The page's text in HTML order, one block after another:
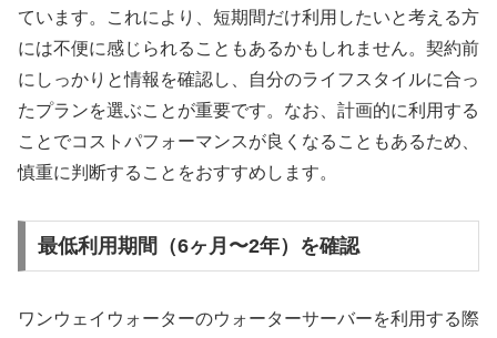
ています。これにより、短期間だけ利用したいと考える方
には不便に感じられることもあるかもしれません。契約前
にしっかりと情報を確認し、自分のライフスタイルに合っ
たプランを選ぶことが重要です。なお、計画的に利用する
ことでコストパフォーマンスが良くなることもあるため、
慎重に判断することをおすすめします。
最低利用期間（6ヶ月〜2年）を確認
ワンウェイウォーターのウォーターサーバーを利用する際